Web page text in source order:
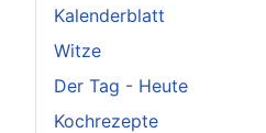
Kalenderblatt
Witze
Der Tag - Heute
Kochrezepte